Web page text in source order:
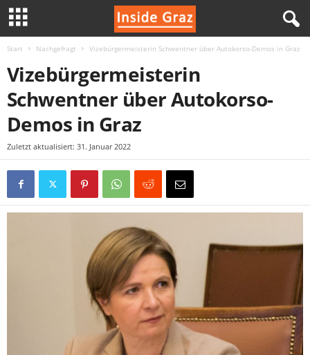
e
Start Nachgefragt Vizebürgermeisterin Schwentner über Autokorso-Demos in Graz
Vizebürgermeisterin
Schwentner über Autokorso-
Demos in Graz
Zuletzt aktualisiert: 31. Januar 2022